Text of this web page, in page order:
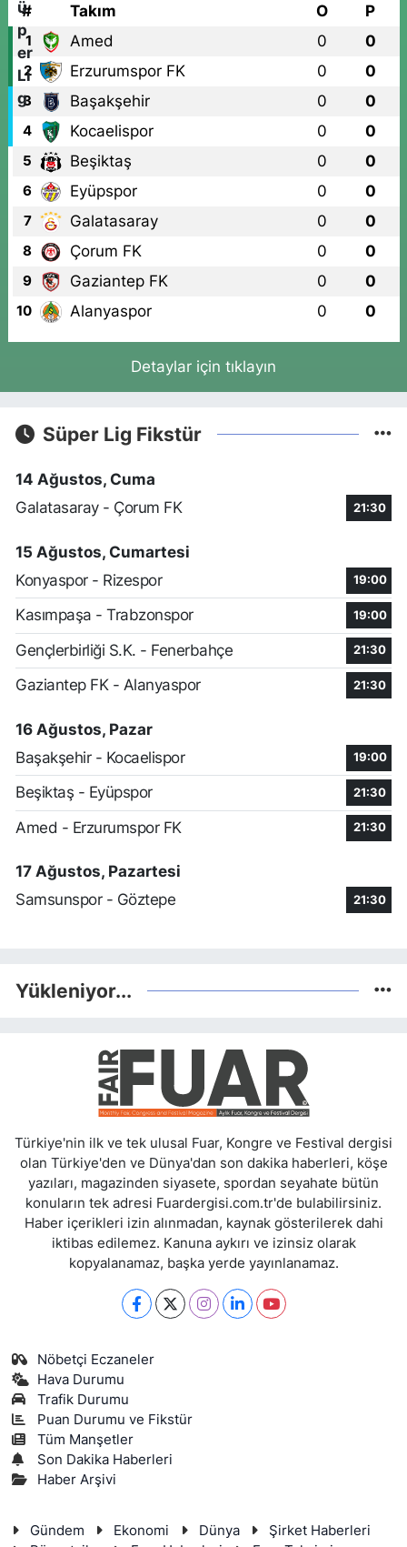
# Takım O P
1 Amed 0 0
2 Erzurumspor FK 0 0
3 Başakşehir 0 0
4 Kocaelispor 0 0
5 Beşiktaş 0 0
6 Eyüpspor 0 0
7 Galatasaray 0 0
8 Çorum FK 0 0
9 Gaziantep FK 0 0
10 Alanyaspor 0 0
Detaylar için tıklayın
Süper Lig Fikstür
14 Ağustos, Cuma
Galatasaray - Çorum FK
21:30
15 Ağustos, Cumartesi
Konyaspor - Rizespor
19:00
Kasımpaşa - Trabzonspor 19:00
Gençlerbirliği S.K. - Fenerbahçe 21:30
Gaziantep FK - Alanyaspor 21:30
16 Ağustos, Pazar
Başakşehir - Kocaelispor
19:00
Beşiktaş - Eyüpspor 21:30
Amed - Erzurumspor FK 21:30
17 Ağustos, Pazartesi
Samsunspor - Göztepe
21:30
Yükleniyor...
Türkiye'nin ilk ve tek ulusal Fuar, Kongre ve Festival dergisi
olan Türkiye'den ve Dünya'dan son dakika haberleri, köşe
yazıları, magazinden siyasete, spordan seyahate bütün
konuların tek adresi Fuardergisi.com.tr'de bulabilirsiniz.
Haber içerikleri izin alınmadan, kaynak gösterilerek dahi
iktibas edilemez. Kanuna aykırı ve izinsiz olarak
kopyalanamaz, başka yerde yayınlanamaz.
Nöbetçi Eczaneler
Hava Durumu
Trafik Durumu
Puan Durumu ve Fikstür
Tüm Manşetler
Son Dakika Haberleri
Haber Arşivi
Gündem Ekonomi Dünya
Şirket Haberleri